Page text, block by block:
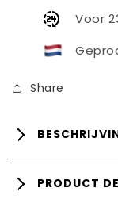
Voor
Share
PRODUCT